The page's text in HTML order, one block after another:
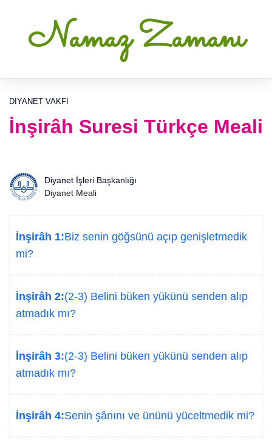
Namaz Zamanı
DIYANET VAKFI
İnşirâh Suresi Türkçe Meali
Diyanet İşleri Başkanlığı
Diyanet Meali
İnşirâh 1:Biz senin göğsünü açıp genişletmedik
mi?
İnşirâh 2:(2-3) Belini büken yükünü senden alıp
atmadık mı?
İnşirâh 3:(2-3) Belini büken yükünü senden alıp
atmadık mı?
İnşirâh 4:Senin şânını ve ününü yüceltmedik mi?